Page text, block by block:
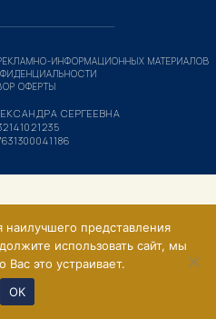
СЕРГЕЕВНА
ИНФОРМАЦИОННЫХ МАТЕРИАЛОВ
ОФЕРТЫ
представления
использовать сайт, мы
Вас это устраивает.
ОК